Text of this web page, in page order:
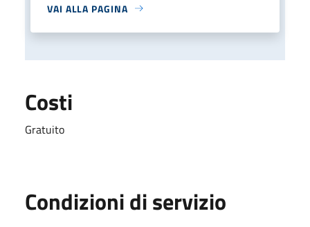
VAI ALLA PAGINA
Costi
Gratuito
Condizioni di servizio